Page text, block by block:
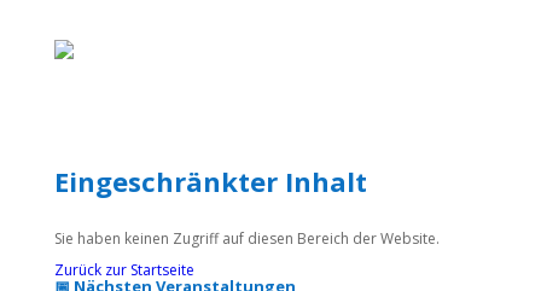
Eingeschränkter Inhalt
Sie haben keinen Zugriff auf diesen Bereich der Website.
Zurück zur Startseite
📅 Nächsten Veranstaltungen